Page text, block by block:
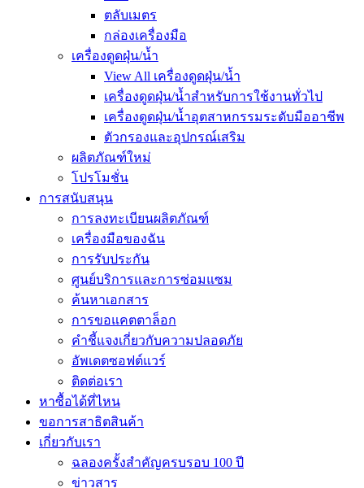
ตลับเมตร
กล่องเครื่องมือ
เครื่องดูดฝุ่น/น้ำ
View All เครื่องดูดฝุ่น/น้ำ
เครื่องดูดฝุ่น/น้ำสำหรับการใช้งานทั่วไป
เครื่องดูดฝุ่น/น้ำอุตสาหกรรมระดับมืออาชีพ
ตัวกรองและอุปกรณ์เสริม
ผลิตภัณฑ์ใหม่
โปรโมชั่น
การสนับสนุน
การลงทะเบียนผลิตภัณฑ์
เครื่องมือของฉัน
การรับประกัน
ศูนย์บริการและการซ่อมแซม
ค้นหาเอกสาร
การขอแคตตาล็อก
คำชี้แจงเกี่ยวกับความปลอดภัย
อัพเดตซอฟต์แวร์
ติดต่อเรา
หาซื้อได้ที่ไหน
ขอการสาธิตสินค้า
เกี่ยวกับเรา
ฉลองครั้งสำคัญครบรอบ 100 ปี
ข่าวสาร